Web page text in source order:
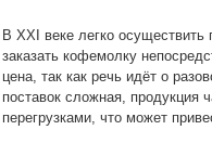
В XXI веке легко
заказать кофемолку
цена, так как речь идёт о
поставок сложная, продукция
перегрузками, что может